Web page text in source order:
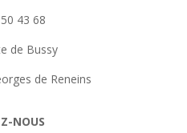
43 68
de Bussy
de Reneins
NOUS